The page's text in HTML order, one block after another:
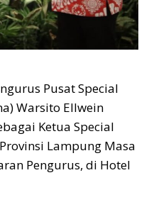
Pusat Special
Warsito Ellwein
Ketua Special
Lampung Masa
Pengurus, di Hotel